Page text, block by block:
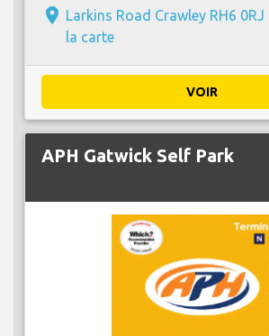
place Larkins Road Crawley RH6 0RJ |
la carte
VOIR
APH Gatwick Self Park